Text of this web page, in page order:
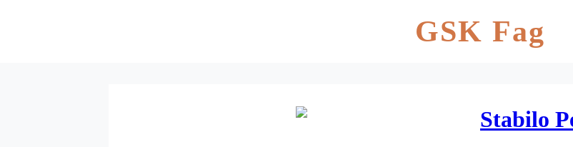
GSK Fag
Stabilo